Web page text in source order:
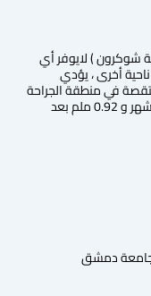
شوكرون ) لايوفر أي
أخرى ، يؤدي
في منطقة الجراحة
بمعدل وسطي يصب إلى 0.93 ملم بعد شهر و 0.92 ملم بعد
دمشق